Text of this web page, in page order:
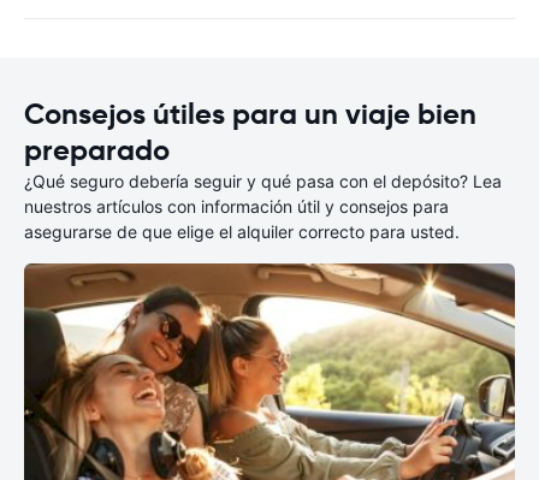
Consejos útiles para un viaje bien
preparado
¿Qué seguro debería seguir y qué pasa con el depósito? Lea
nuestros artículos con información útil y consejos para
asegurarse de que elige el alquiler correcto para usted.